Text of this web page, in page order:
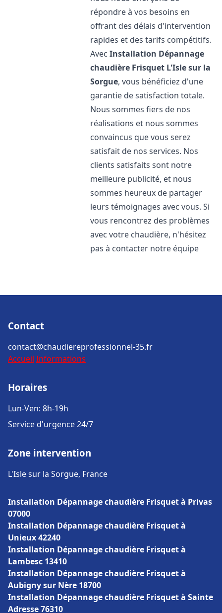
répondre à vos besoins en
offrant des délais d'intervention
rapides et des tarifs compétitifs.
AvecInstallation Dépannage
chaudière Frisquet L'Isle sur la
Sorgue, vous bénéficiez d'une
garantie de satisfaction totale.
Nous sommes fiers de nos
réalisations et nous sommes
convaincus que vous serez
satisfait de nos services. Nos
clients satisfaits sont notre
meilleure publicité, et nous
sommes heureux de partager
leurs témoignages avec vous. Si
vous rencontrez des problèmes
avec votre chaudière, n'hésitez
pas à contacter notre équipe
Contact
contact@chaudiereprofessionnel-35.fr
Accueil Informations
Horaires
Lun-Ven: 8h-19h
Service d'urgence 24/7
Zone intervention
L'Isle sur la Sorgue, France
Installation Dépannage chaudière Frisquet à Privas
07000
Installation Dépannage chaudière Frisquet à
Unieux 42240
Installation Dépannage chaudière Frisquet à
Lambesc 13410
Installation Dépannage chaudière Frisquet à
Aubigny sur Nère 18700
Installation Dépannage chaudière Frisquet à Sainte
Adresse 76310